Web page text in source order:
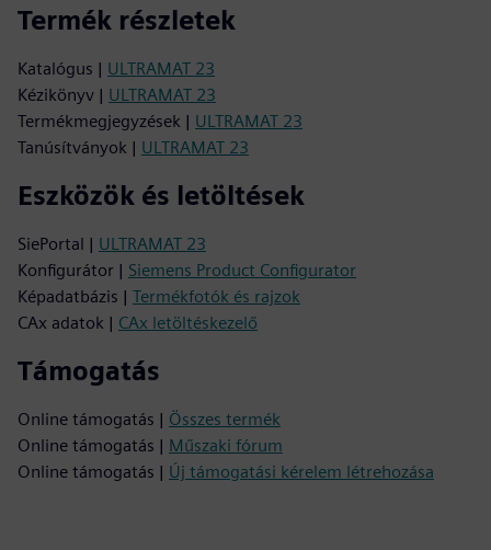
Termék részletek
Katalógus | ULTRAMAT 23
Kézikönyv | ULTRAMAT 23
Termékmegjegyzések | ULTRAMAT 23
Tanúsítványok | ULTRAMAT 23
Eszközök és letöltések
SiePortal | ULTRAMAT 23
Konfigurátor | Siemens Product Configurator
Képadatbázis | Termékfotók és rajzok
CAx adatok | CAx letöltéskezelő
Támogatás
Online támogatás | Összes termék
Online támogatás | Műszaki fórum
Online támogatás | Új támogatási kérelem létrehozása